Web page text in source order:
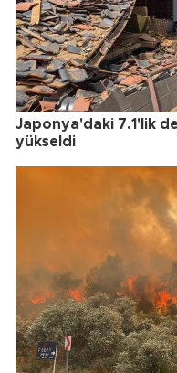
Japonya'daki 7.1'lik
yükseldi